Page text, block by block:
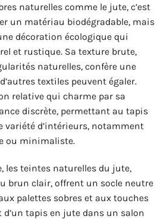
naturelles comme le jute, c’est
un matériau biodégradable, mais
décoration écologique qui
et rustique. Sa texture brute,
naturelles, confère une
textiles peuvent égaler.
relative qui charme par sa
discrète, permettant au tapis
variété d’intérieurs, notamment
ou minimaliste.
les teintes naturelles du jute,
brun clair, offrent un socle neutre
palettes sobres et aux touches
d’un tapis en jute dans un salon